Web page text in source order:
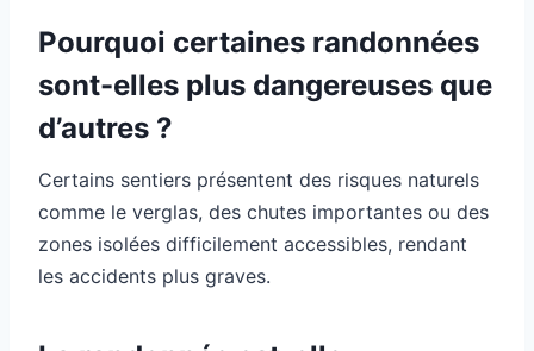
Pourquoi certaines randonnées
sont-elles plus dangereuses que
d’autres ?
Certains sentiers présentent des risques naturels
comme le verglas, des chutes importantes ou des
zones isolées difficilement accessibles, rendant
les accidents plus graves.